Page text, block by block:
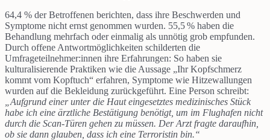
64,4 % der Betroffenen berichten, dass ihre Beschwerden und
Symptome nicht ernst genommen wurden. 55,5 % haben die
Behandlung mehrfach oder einmalig als unnötig grob empfunden.
Durch offene Antwortmöglichkeiten schilderten die
Umfrageteilnehmer:innen ihre Erfahrungen: So haben sie
kulturalisierende Praktiken wie die Aussage „Ihr Kopfschmerz
kommt vom Kopftuch“ erfahren, Symptome wie Hitzewallungen
wurden auf die Bekleidung zurückgeführt. Eine Person schreibt:
„Aufgrund einer unter die Haut eingesetztes medizinisches Stück
habe ich eine ärztliche Bestätigung benötigt, um im Flughafen nicht
durch die Scan-Türen gehen zu müssen. Der Arzt fragte daraufhin,
ob sie dann glauben, dass ich eine Terroristin bin.“